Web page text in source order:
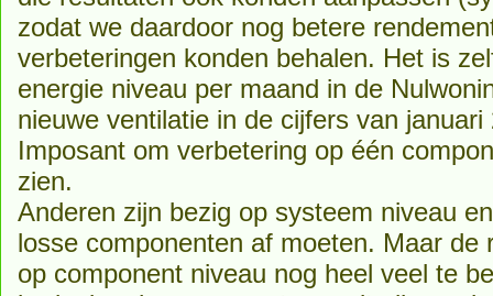
zodat we daardoor nog betere
verbeteringen konden behalen. Het is
energie niveau per maand in de
nieuwe ventilatie in de cijfers van
Imposant om verbetering op één
zien.
Anderen zijn bezig op systeem niveau
losse componenten af moeten. Maar de
op component niveau nog heel veel te